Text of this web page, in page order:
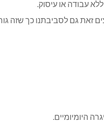
עבודה או עיסוק.
זאת גם לסביבתנו כך שזה
היומיומיים.